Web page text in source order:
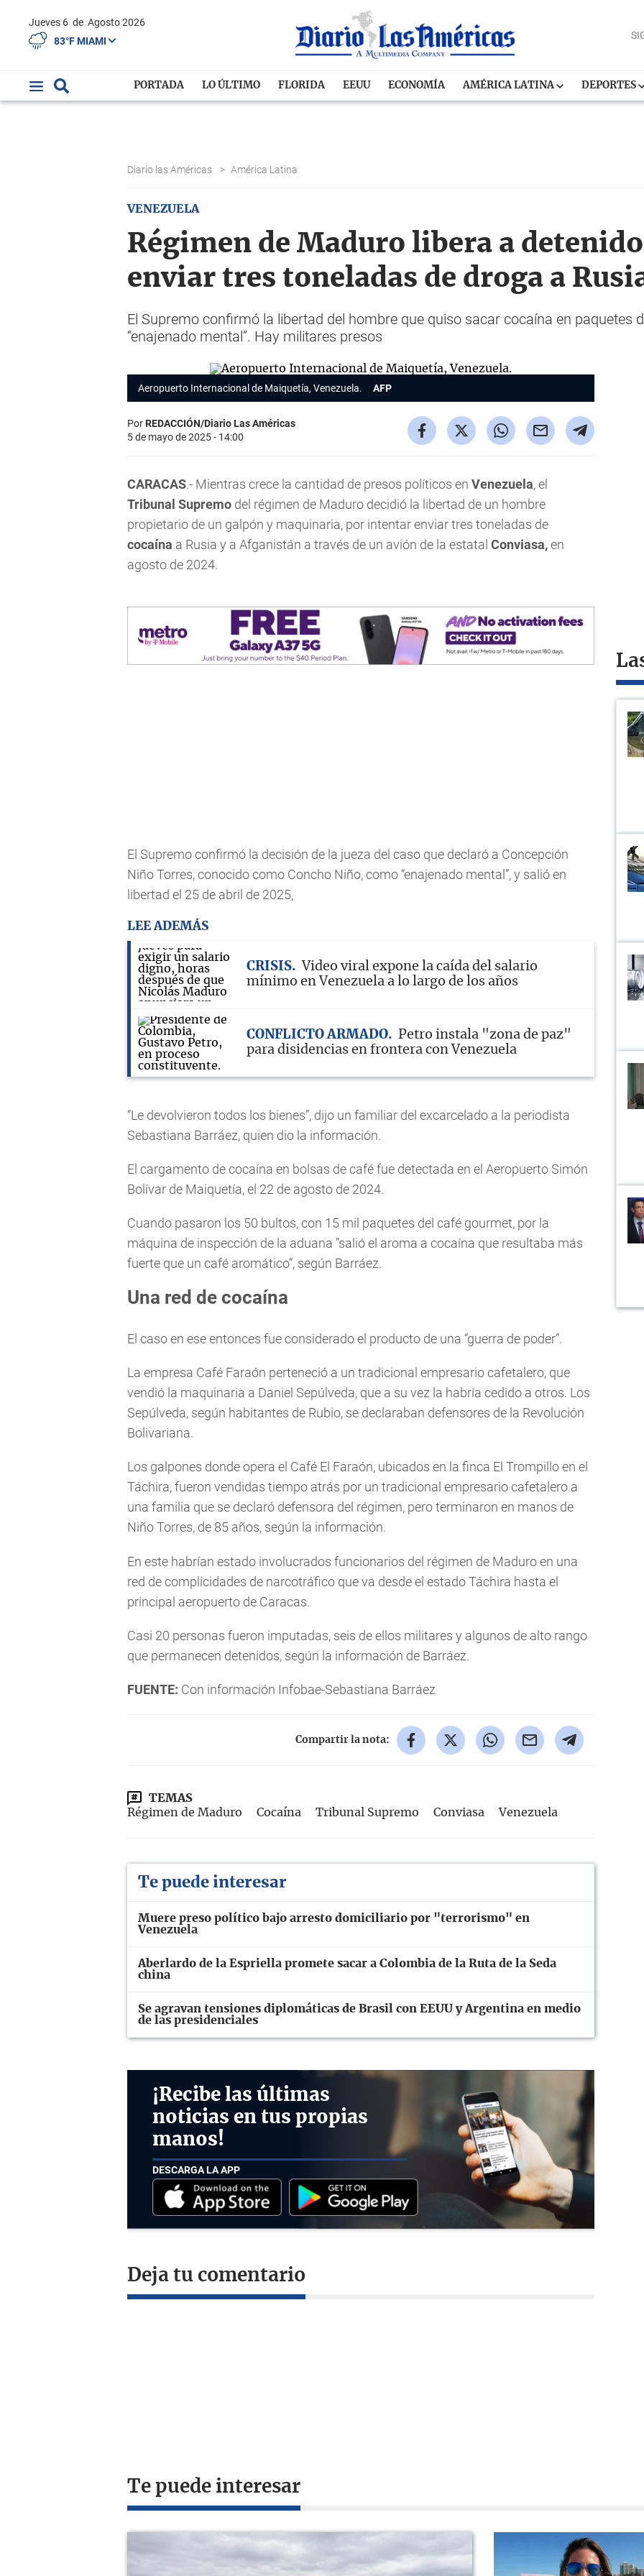
Jueves 6 de Agosto 2026
83°F MIAMI
PORTADA LO ÚLTIMO FLORIDA EEUU ECONOMÍA AMÉRICA LATINA DEPORTES
Diario las Américas > América Latina
VENEZUELA
Régimen de Maduro libera a
enviar tres toneladas de droga a
El Supremo confirmó la libertad del hombre que quiso sacar cocaína en paquetes
“enajenado mental”. Hay militares presos
Aeropuerto Internacional de Maiquetía, Venezuela. AFP
PorREDACCIÓN/Diario Las Américas
5 de mayo de 2025 - 14:00
CARACAS.- Mientras crece la cantidad de presos políticos en Venezuela, el
Tribunal Supremo del régimen de Maduro decidió la libertad de un hombre
propietario de un galpón y maquinaria, por intentar enviar tres toneladas de
cocaína a Rusia y a Afganistán a través de un avión de la estatal Conviasa,en
agosto de 2024.
El Supremo confirmó la decisión de la jueza del caso que declaró a Concepción
Niño Torres, conocido como Concho Niño, como “enajenado mental”, y salió en
libertad el 25 de abril de 2025,
LEE ADEMÁS
CRISIS
Video viral expone la caída del salario
mínimo en Venezuela a lo largo de los años
CONFLICTO ARMADO
Petro instala "zona de paz"
para disidencias en frontera con Venezuela
“Le devolvieron todos los bienes”, dijo un familiar del excarcelado a la periodista
Sebastiana Barráez, quien dio la información.
El cargamento de cocaína en bolsas de café fue detectada en el Aeropuerto Simón
Bolívar de Maiquetía, el 22 de agosto de 2024.
Cuando pasaron los 50 bultos, con 15 mil paquetes del café gourmet, por la
máquina de inspección de la aduana ”salió el aroma a cocaína que resultaba más
fuerte que un café aromático”, según Barráez.
Una red de cocaína
El caso en ese entonces fue considerado el producto de una “guerra de poder”.
La empresa Café Faraón perteneció a un tradicional empresario cafetalero, que
vendió la maquinaria a Daniel Sepúlveda, que a su vez la habría cedido a otros. Los
Sepúlveda, según habitantes de Rubio, se declaraban defensores de la Revolución
Bolivariana.
Los galpones donde opera el Café El Faraón, ubicados en la finca El Trompillo en el
Táchira, fueron vendidas tiempo atrás por un tradicional empresario cafetalero a
una familia que se declaró defensora del régimen, pero terminaron en manos de
Niño Torres, de 85 años, según la información.
En este habrían estado involucrados funcionarios del régimen de Maduro en una
red de complicidades de narcotráfico que va desde el estado Táchira hasta el
principal aeropuerto de Caracas.
Casi 20 personas fueron imputadas, seis de ellos militares y algunos de alto rango
que permanecen detenidos, según la información de Barráez.
FUENTE: Con información Infobae-Sebastiana Barráez
Compartir la nota:
TEMAS
Régimen de Maduro
Cocaína Tribunal Supremo Conviasa Venezuela
Te puede interesar
Muere preso político bajo arresto domiciliario por "terrorismo" en
Venezuela
Aberlardo de la Espriella promete sacar a Colombia de la Ruta de la Seda
china
Se agravan tensiones diplomáticas de Brasil con EEUU y Argentina en medio
de las presidenciales
¡Recibe las últimas
noticias en tus propias
manos!
DESCARGA LA APP
Deja tu comentario
Te puede interesar